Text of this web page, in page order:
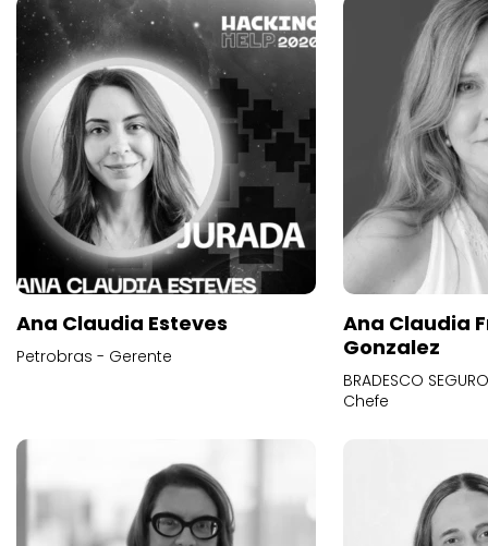
Ana Claudia Esteves
Petrobras - Gerente
Ana Claudia
Gonzalez
BRADESCO
Chefe